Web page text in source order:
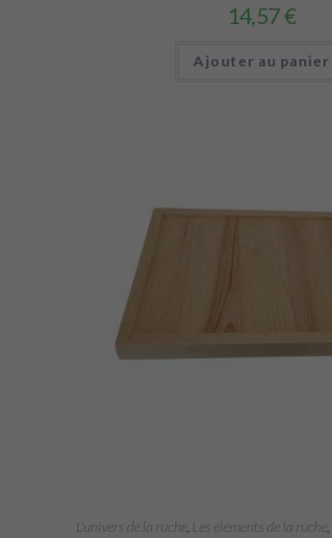
14,57€
Ajouter au panier
L'univers de la ruche , Les éléments de la ruche ,